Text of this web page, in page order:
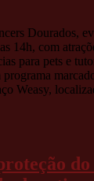
Dourados,
14h, com
para pets e
Weasy,